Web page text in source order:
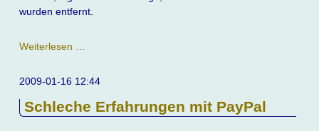
wurden entfernt.
Weiterlesen …
abgeworfen
2009-01-16 12:44
Schleche Erfahrungen mit PayPal